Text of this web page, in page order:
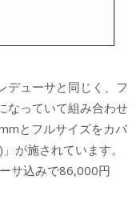
デューサと同じく、フ
なっていて組み合わせ
とフルサイズをカバ
が施されています。
サ込みで86,000円